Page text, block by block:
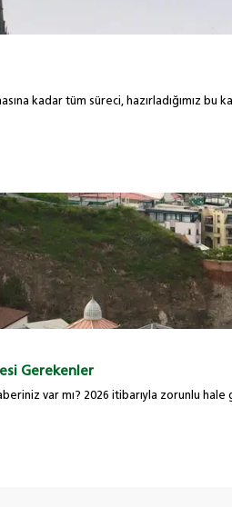
kadar tüm süreci, hazırladığımız bu
Gerekenler
var mı? 2026 itibarıyla zorunlu